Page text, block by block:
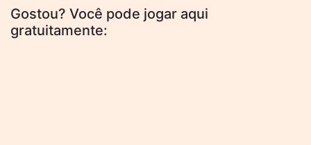
Gostou? Você pode jogar aqui
gratuitamente: